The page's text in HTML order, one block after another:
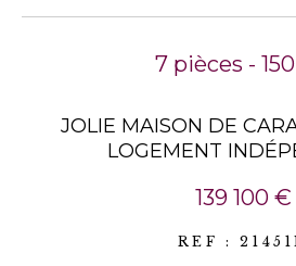
7 pièces -
JOLIE MAISON DE
LOGEMENT
139 100 €
REF :